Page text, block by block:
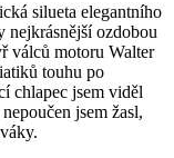
silueta elegantního
nejkrásnější ozdobou
válců motoru Walter
touhu po
chlapec jsem viděl
jsem žasl,